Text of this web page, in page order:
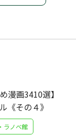
漫画3410選】
《その４》
ラノベ館